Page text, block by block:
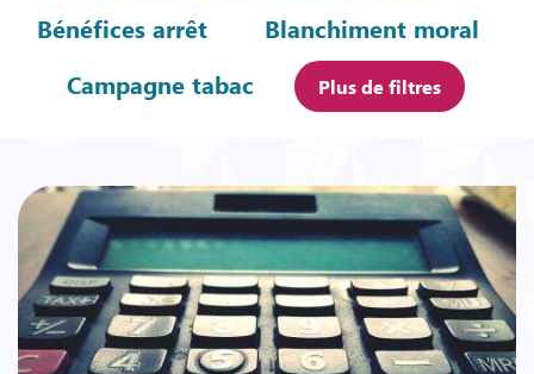
Bénéfices arrêt
Blanchiment moral
Campagne tabac
Plus de filtres